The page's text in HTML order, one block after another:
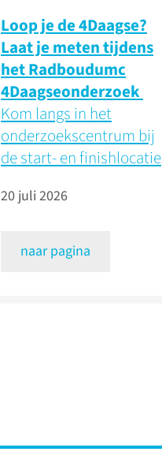
Loop je de 4Daagse?
Laat je meten tijdens
het Radboudumc
4Daagseonderzoek
Kom langs in het
onderzoekscentrum bij
de start- en finishlocatie
20 juli 2026
naar pagina